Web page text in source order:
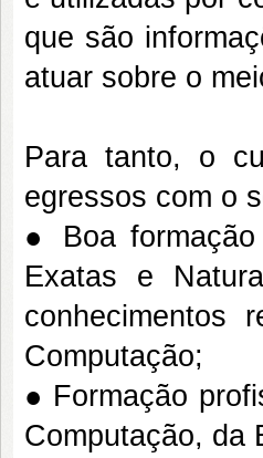
que são
atuar sobre o
Para tanto, o
egressos com o
● Boa
Exatas e
conhecimentos
Computação;
● Formação
Computação, da